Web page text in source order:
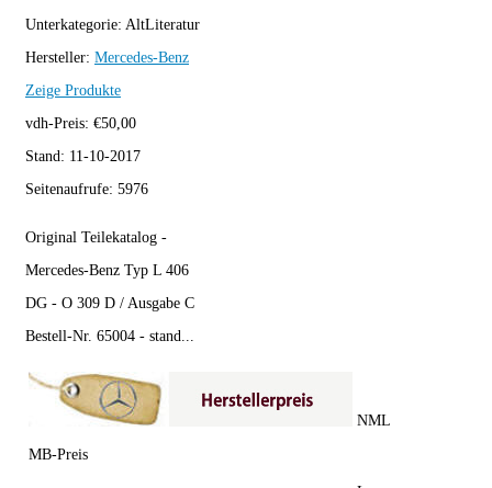
Unterkategorie: AltLiteratur
Hersteller: Mercedes-Benz
Zeige Produkte
vdh-Preis: €50,00
Stand: 11-10-2017
Seitenaufrufe: 5976
Original Teilekatalog -
Mercedes-Benz Typ L 406
DG - O 309 D / Ausgabe C
Bestell-Nr. 65004 - stand...
MB-Preis
NML